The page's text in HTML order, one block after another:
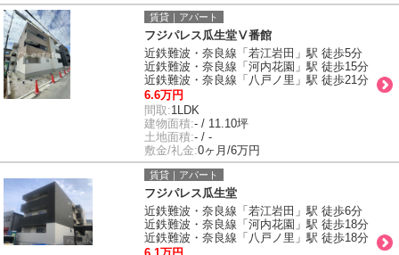
賃貸｜アパート
フジパレス瓜生堂Ⅴ番館
近鉄難波・奈良線「若江岩田」駅 徒歩5分
近鉄難波・奈良線「河内花園」駅 徒歩15分
近鉄難波・奈良線「八戸ノ里」駅 徒歩21分
6.6万円
間取:1LDK
建物面積:- / 11.10坪
土地面積:- / -
敷金/礼金:0ヶ月/6万円
賃貸｜アパート
フジパレス瓜生堂
近鉄難波・奈良線「若江岩田」駅 徒歩6分
近鉄難波・奈良線「河内花園」駅 徒歩18分
近鉄難波・奈良線「八戸ノ里」駅 徒歩18分